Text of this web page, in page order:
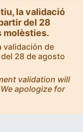
la validació
del 28
molèsties.
validación de
28 de agosto
validation will
apologize for